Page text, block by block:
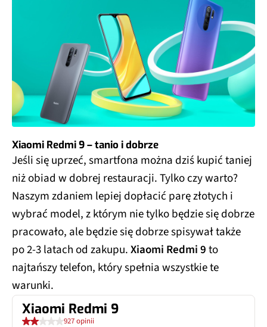
Xiaomi Redmi 9 – tanio i dobrze
Jeśli się uprzeć, smartfona można dziś kupić taniej
niż obiad w dobrej restauracji. Tylko czy warto?
Naszym zdaniem lepiej dopłacić parę złotych i
wybrać model, z którym nie tylko będzie się dobrze
pracowało, ale będzie się dobrze spisywał także
po 2-3 latach od zakupu.Xiaomi Redmi 9to
najtańszy telefon, który spełnia wszystkie te
warunki.
Xiaomi Redmi 9
927 opinii